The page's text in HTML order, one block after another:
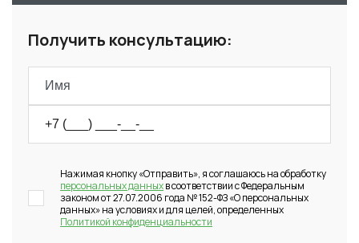
Получить консультацию:
Нажимая кнопку «Отправить», я соглашаюсь на обработку
персональных данныхв соответствии с Федеральным
законом от 27.07.2006 года № 152-ФЗ «О персональных
данных» на условиях и для целей, определенных
Политикой конфиденциальности